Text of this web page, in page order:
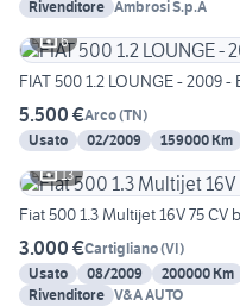
Rivenditore Ambrosi S.p.A
6
FIAT 500 1.2 LOUNGE - 2009
5.500 €Arco(TN)
Usato
02/2009 159000 Km
13
Fiat 500 1.3 Multijet 16V 75 CV
3.000 €Cartigliano(VI)
Usato
08/2009 200000 Km
Rivenditore V&A AUTO